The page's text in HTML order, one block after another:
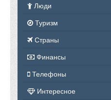
Люди
Туризм
Страны
Финансы
Телефоны
Интересное